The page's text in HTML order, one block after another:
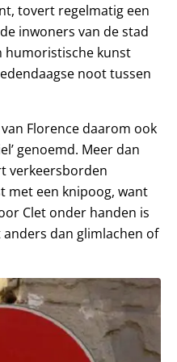
tovert regelmatig een
inwoners van de stad
humoristische kunst
noot tussen
Florence daarom ook
genoemd. Meer dan
verkeersborden
met een knipoog, want
Clet onder handen is
dan glimlachen of